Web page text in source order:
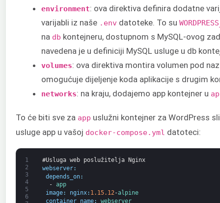
environment: ova direktiva definira dodatne
varijabli iz naše .env datoteke. To su
na db kontejneru, dostupnom s MySQL-ovog
navedena je u definiciji MySQL usluge u db
volumes: ova direktiva montira volumen pod
omogućuje dijeljenje koda aplikacije s drugim
networks: na kraju, dodajemo app kontejner u
To će biti sve za app uslužni kontejner za WordPress
usluge app u vašoj docker-compose.yml datoteci:
1
2
3
4
5
6
#Usluga web poslužitelja Nginx
webserver:
depends_on:
- app
image: nginx: 1.15.12-alpine
container_name: webserver